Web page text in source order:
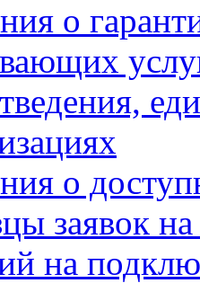
о
о
заявок
на